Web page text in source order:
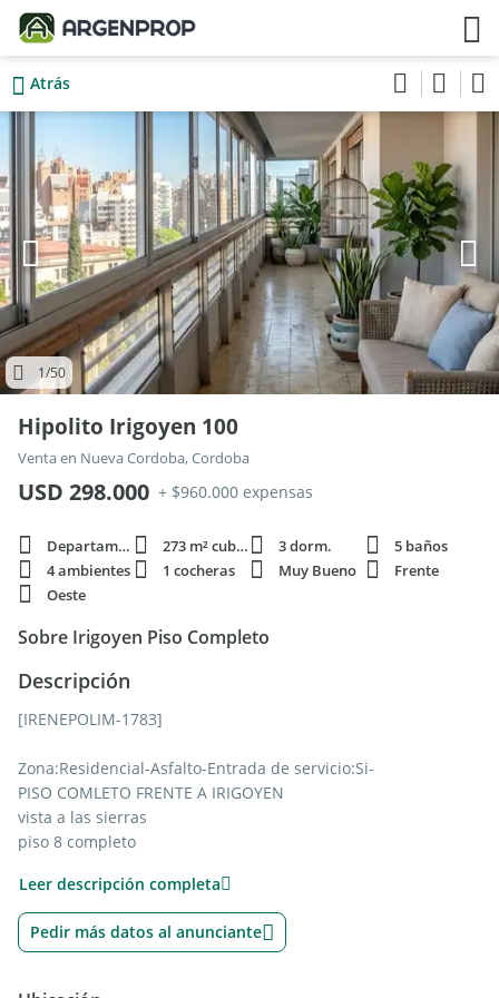
Atrás
1/50
Hipolito Irigoyen 100
Venta en Nueva Cordoba, Cordoba
USD 298.000 + $960.000 expensas
Departamento 273 m² cubie. 3 dorm.
5 baños
4 ambientes
1 cocheras Muy Bueno
Frente
Oeste
Sobre Irigoyen Piso Completo
Descripción
[IRENEPOLIM-1783]
Zona:Residencial-Asfalto-Entrada de servicio:Si-
PISO COMLETO FRENTE A IRIGOYEN
vista a las sierras
piso 8 completo
3 dormitorios con placares,
mas dependecia de servicio,
5 baños
con balcon terraza amplio todo frente balcon
Leer descripción completa
Pedir más datos al anunciante